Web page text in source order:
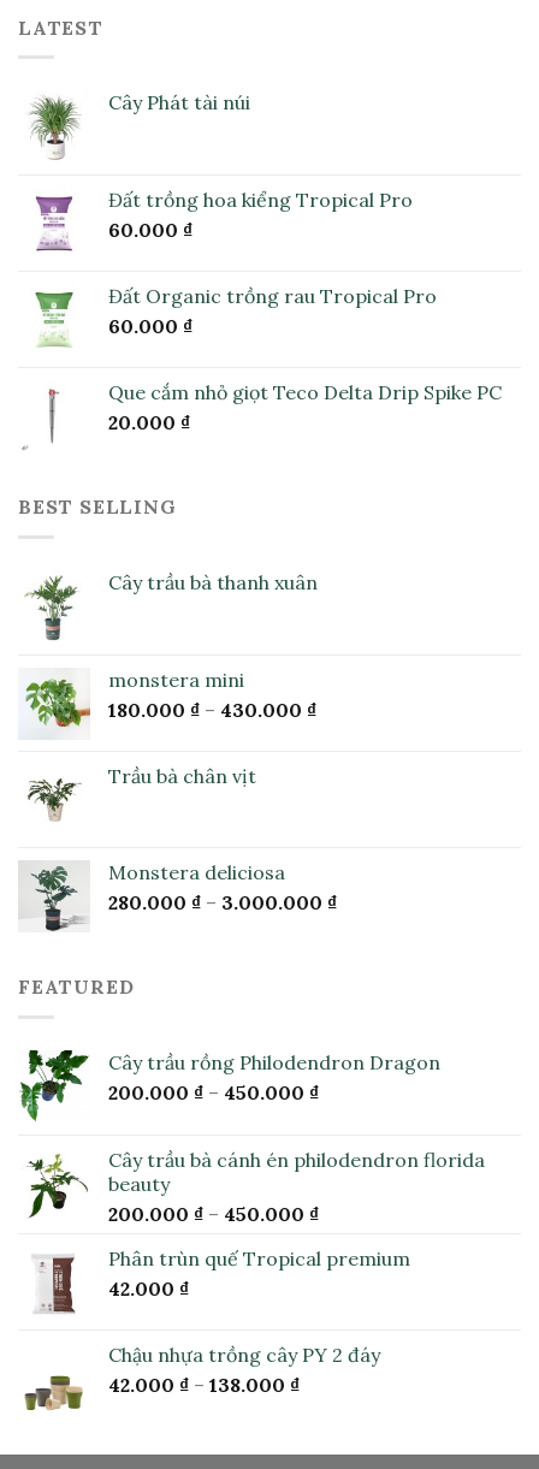
LATEST
Cây Phát tài núi
Đất trồng hoa kiểng Tropical Pro
60.000 ₫
Đất Organic trồng rau Tropical Pro
60.000 ₫
Que cắm nhỏ giọt Teco Delta Drip Spike PC
20.000 ₫
BEST SELLING
Cây trầu bà thanh xuân
monstera mini
180.000 ₫ – 430.000 ₫
Trầu bà chân vịt
Monstera deliciosa
280.000 ₫ – 3.000.000 ₫
FEATURED
Cây trầu rồng Philodendron Dragon
200.000 ₫ – 450.000 ₫
Cây trầu bà cánh én philodendron florida
beauty
200.000 ₫ – 450.000 ₫
Phân trùn quế Tropical premium
42.000 ₫
Chậu nhựa trồng cây PY 2 đáy
42.000 ₫ – 138.000 ₫